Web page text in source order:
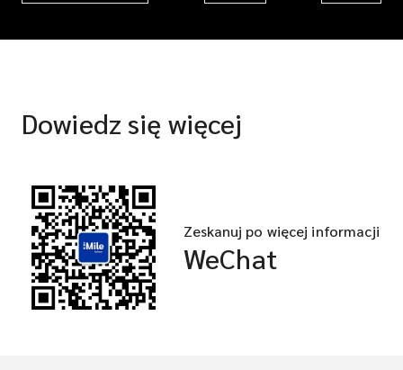
Dowiedz się więcej
Zeskanuj po więcej informacji
WeChat